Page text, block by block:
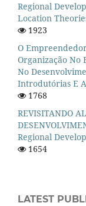
Regional
Location
1923
O
Organização No
No
Introdutórias E
1768
REVISITANDO
Regional
1654
LATEST